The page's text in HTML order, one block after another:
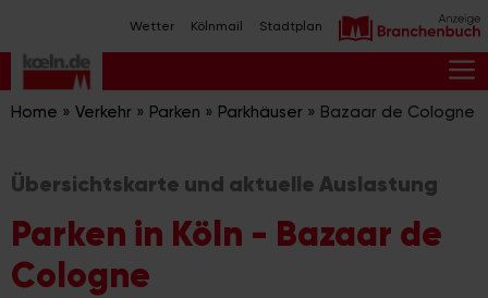
Inhalt
springen
Wetter Kölnmail Stadtplan
Home » Verkehr » Parken » Parkhäuser » Bazaar de Cologne
Übersichtskarte und aktuelle Auslastung
Parken in Köln - Bazaar de
Cologne